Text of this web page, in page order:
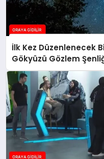
İlk Kez Düzenlenecek
Gökyüzü Gözlem